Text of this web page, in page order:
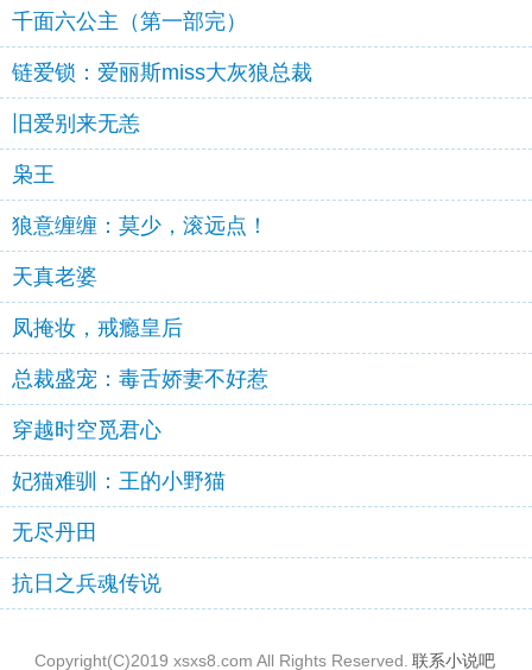
千面六公主（第一部完）
链爱锁：爱丽斯miss大灰狼总裁
旧爱别来无恙
枭王
狼意缠缠：莫少，滚远点！
天真老婆
凤掩妆，戒瘾皇后
总裁盛宠：毒舌娇妻不好惹
穿越时空觅君心
妃猫难驯：王的小野猫
无尽丹田
抗日之兵魂传说
Copyright(C)2019 xsxs8.com All Rights Reserved. 联系小说吧